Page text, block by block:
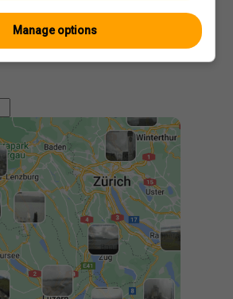
Manage options